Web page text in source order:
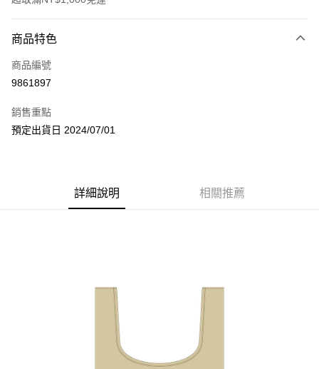
信用卡一次付款
超商取貨付款
Apple Pay
每筆NT$65，滿NT$1,000(含以上)免運費
每筆NT$65，滿NT$1,000(含以上)免運費
商品特色
商品編號
9861897
銷售重點
預定出貨日 2024/07/01
詳細說明 相關推薦